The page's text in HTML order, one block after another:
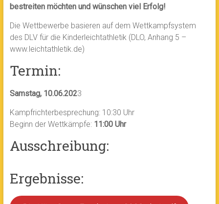
bestreiten möchten und wünschen viel Erfolg!
Die Wettbewerbe basieren auf dem Wettkampfsystem
des DLV für die Kinderleichtathletik (DLO, Anhang 5 –
www.leichtathletik.de)
Termin:
Samstag, 10.06.2023
Kampfrichterbesprechung: 10:30 Uhr
Beginn der Wettkämpfe: 11:00 Uhr
Ausschreibung:
Ergebnisse: